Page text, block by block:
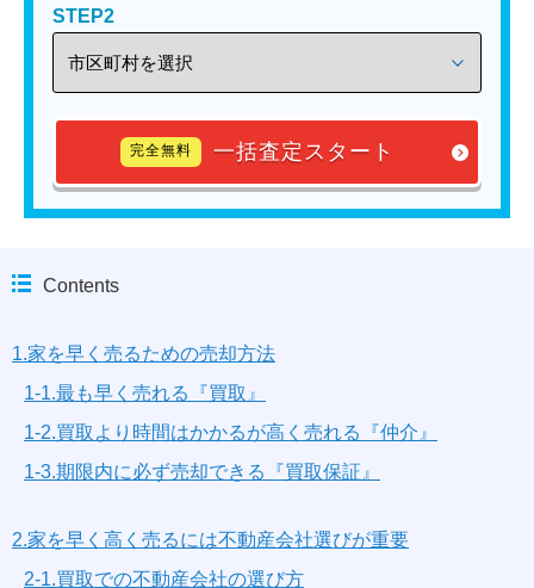
STEP2
完全無料 一括査定スタート
Contents
1.家を早く売るための売却方法
1-1.最も早く売れる『買取』
1-2.買取より時間はかかるが高く売れる『仲介』
1-3.期限内に必ず売却できる『買取保証』
2.家を早く高く売るには不動産会社選びが重要
2-1.買取での不動産会社の選び方